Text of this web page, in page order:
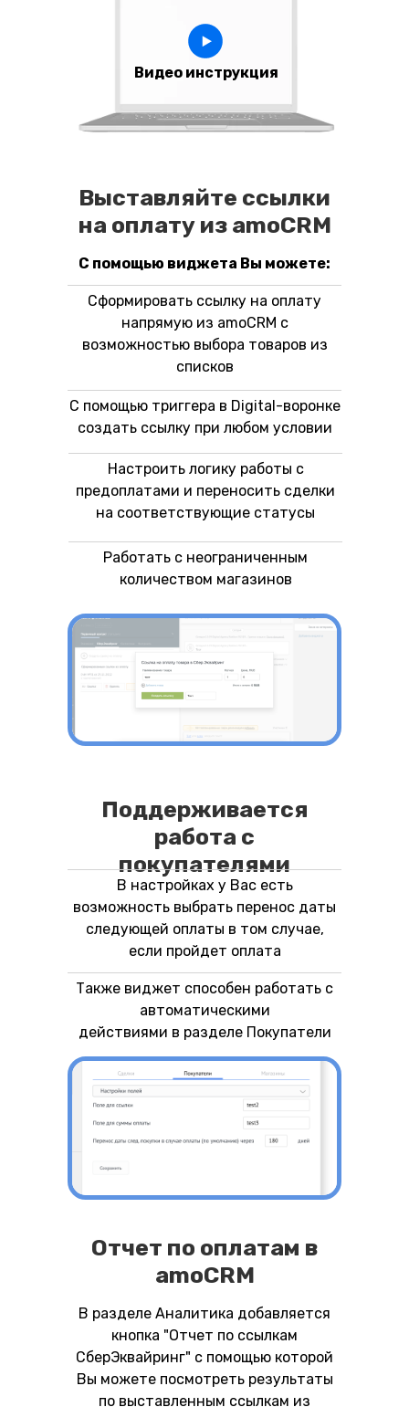
Видео инструкция
Работать с неограниченным
количеством магазинов
Настроить логику работы с
предоплатами и переносить сделки
на соответствующие статусы
С помощью триггера в Digital-воронке
создать ссылку при любом условии
Сформировать ссылку на оплату
напрямую из amoCRM с
возможностью выбора товаров из
списков
Выставляйте ссылки
на оплату из amoCRM
С помощью виджета Вы можете:
В настройках у Вас есть
возможность выбрать перенос даты
следующей оплаты в том случае,
если пройдет оплата
Также виджет способен работать с
автоматическими
действиями в разделе Покупатели
Поддерживается
работа с
покупателями
Отчет по оплатам в
amoCRM
В разделе Аналитика добавляется
кнопка "Отчет по ссылкам
СберЭквайринг" с помощью которой
Вы можете посмотреть результаты
по выставленным ссылкам из